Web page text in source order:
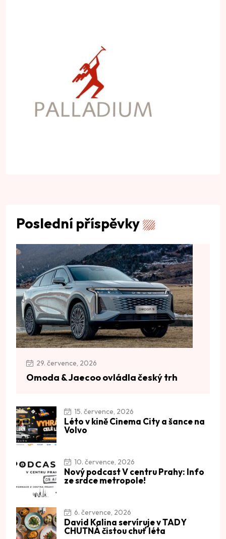
Poslední příspěvky
29. července, 2026
Omoda & Jaecoo ovládla český trh
15. července, 2026
Léto v kině Cinema City a šance na
Volvo
10. července, 2026
Nový podcast V centru Prahy: Info
ze srdce metropole!
6. července, 2026
David Kalina servíruje v TADY
CHUTNÁ čistou chuť léta